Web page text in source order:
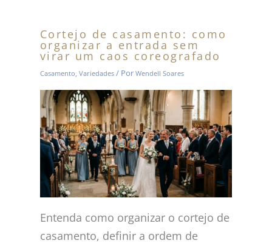
Cortejo de casamento: como
organizar a entrada sem
virar um caos coreografado
Casamento Variedades/ Por Wendell Soares
Entenda como organizar o cortejo de
casamento, definir a ordem de